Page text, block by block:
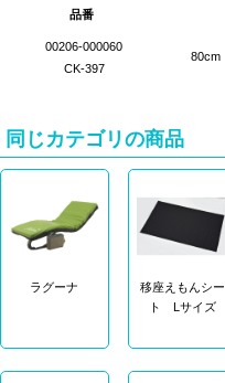
品番
80cm
00206-000060
CK-397
同じカテゴリの商品
ラグーナ
移座えもんシー
ト Lサイズ